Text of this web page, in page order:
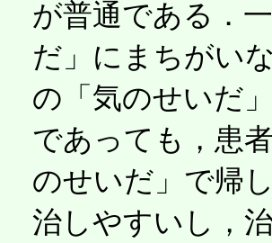
が普通である．
だ」にまちがい
の「気のせいだ
であっても，患
のせいだ」で帰
治しやすいし，